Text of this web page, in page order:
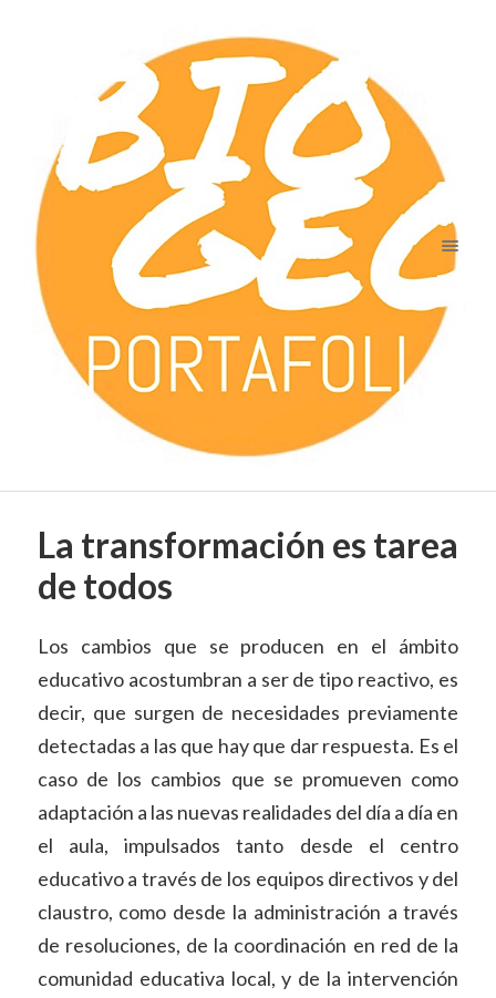
La transformación es tarea
de todos
Los cambios que se producen en el ámbito
educativo acostumbran a ser de tipo reactivo, es
decir, que surgen de necesidades previamente
detectadas a las que hay que dar respuesta. Es el
caso de los cambios que se promueven como
adaptación a las nuevas realidades del día a día en
el aula, impulsados tanto desde el centro
educativo a través de los equipos directivos y del
claustro, como desde la administración a través
de resoluciones, de la coordinación en red de la
comunidad educativa local, y de la intervención